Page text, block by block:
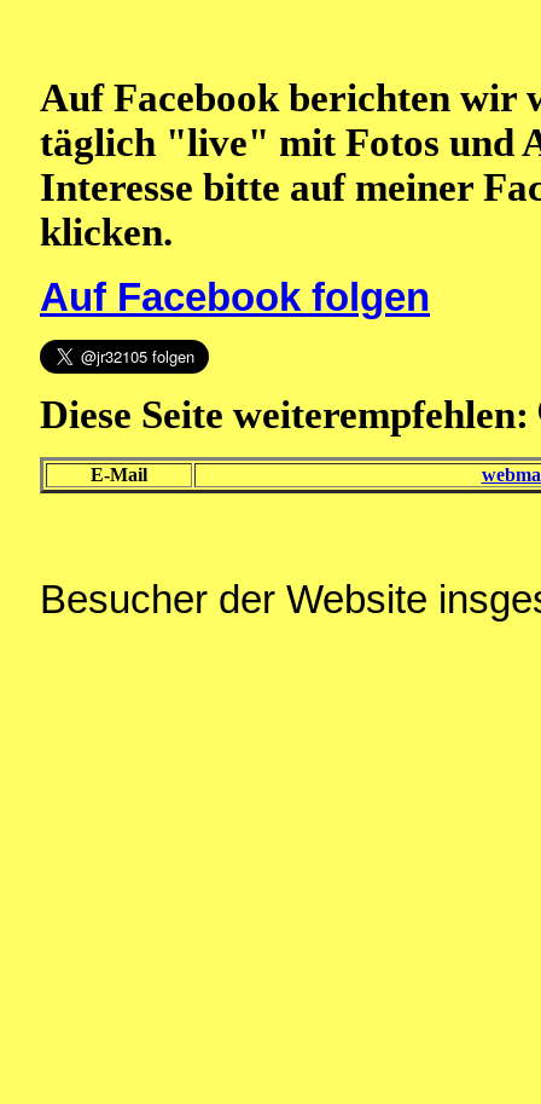
Auf Facebook berichten wir
täglich "live" mit Fotos und
Interesse bitte auf meiner
klicken.
Auf Facebook folgen
Diese Seite weiterempfehlen:
E-Mail
Besucher der Website